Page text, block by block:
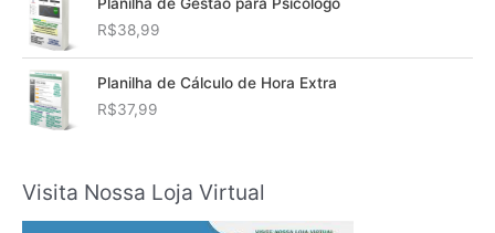
R$38,99
Planilha de Cálculo de Hora Extra
R$37,99
Visita Nossa Loja Virtual